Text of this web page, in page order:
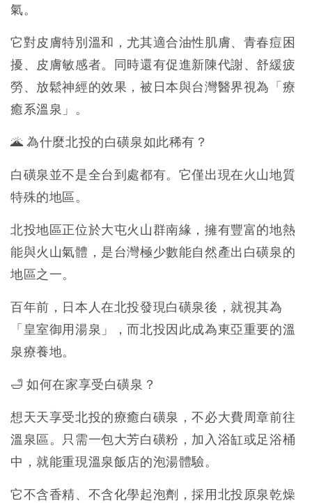
氣。
它對皮膚特別溫和，尤其適合油性肌膚、青春痘困
擾、皮膚敏感者。同時還有促進新陳代謝、舒緩疲
勞、放鬆神經的效果，被日本與台灣醫界視為「療
癒系溫泉」。
🌋 為什麼北投的白磺泉如此稀有？
白磺泉並不是全台到處都有。它僅出現在火山地質
特殊的地區。
北投地區正位於大屯火山群南緣，擁有豐富的地熱
能與火山氣體，是台灣極少數能自然產出白磺泉的
地區之一。
百年前，日本人在北投發現白磺泉後，就視其為
「皇室御用湯泉」，而北投因此成為東亞重要的溫
泉療養地。
🛁 如何在家享受白磺泉？
想天天享受北投的療癒白磺泉，不必大費周章前往
溫泉區。只需一包大芳白磺粉，加入浴缸或足浴桶
中，就能重現溫泉飯店的泡湯體驗。
它不含香精、不含化學起泡劑，採用北投原泉乾燥